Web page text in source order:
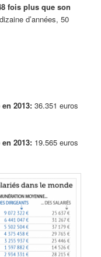
fois plus que son
d’années, 50
2013: 36.351 euros
2013: 19.565 euros